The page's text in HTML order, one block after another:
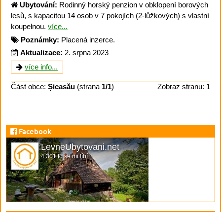
Ubytování: Rodinný horský penzion v obklopení borových
lesů, s kapacitou 14 osob v 7 pokojích (2-lůžkových) s vlastní
koupelnou. více...
Poznámky: Placená inzerce.
Aktualizace: 2. srpna 2023
více info...
Část obce: Șicasău (strana 1/1) Zobraz stranu: 1
Facebook
LevneUbytovani.net
4 301 to se mi líbí